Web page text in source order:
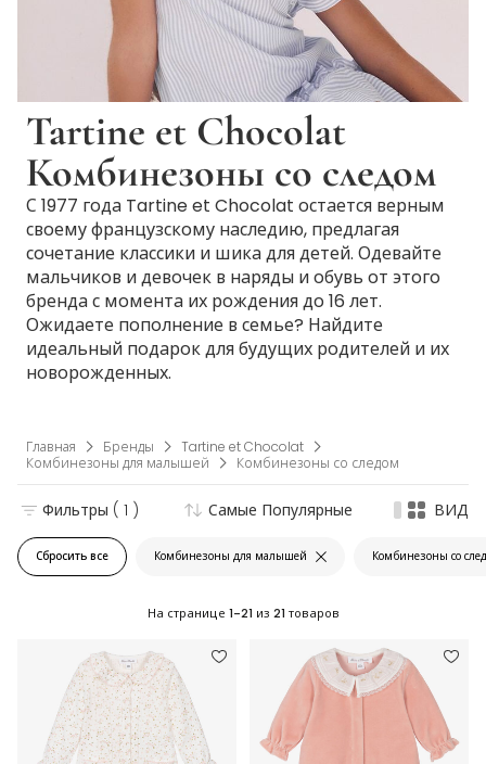
Tartine et Chocolat
Комбинезоны со следом
С 1977 года Tartine et Chocolat остается верным
своему французскому наследию, предлагая
сочетание классики и шика для детей. Одевайте
мальчиков и девочек в наряды и обувь от этого
бренда с момента их рождения до 16 лет.
Ожидаете пополнение в семье? Найдите
идеальный подарок для будущих родителей и их
новорожденных.
Главная Бренды
Tartine et Chocolat
Комбинезоны для малышей
Комбинезоны со следом
Сбросить все Комбинезоны для малышей Комбинезоны со
Фильтры ( 1 ) Самые Популярные ВИД
На странице 1-21 из 21 товаров